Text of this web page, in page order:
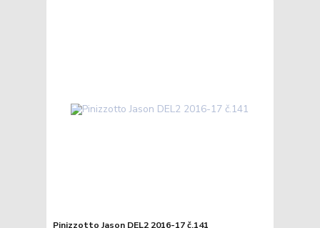
Pinizzotto Jason DEL2 2016-17 č.141